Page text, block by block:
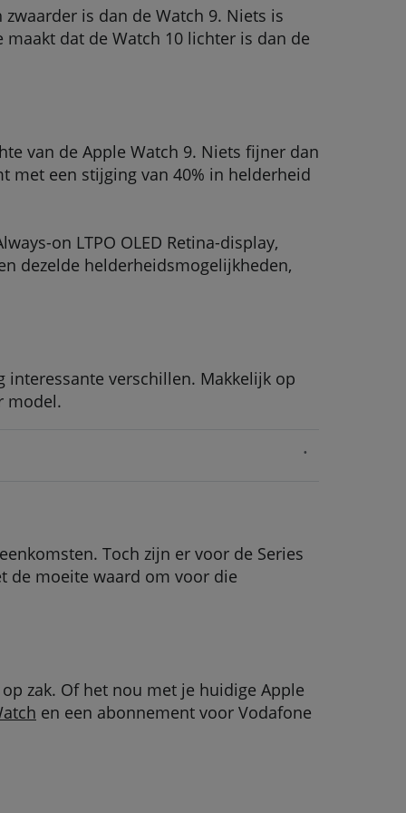
is dan de Watch 9. Niets is
dat de Watch 10 lichter is dan de
van de Apple Watch 9. Niets fijner dan
met een stijging van 40% in helderheid
on LTPO OLED Retina-display,
dezelde helderheidsmogelijkheden,
interessante verschillen. Makkelijk op
model.
Toch zijn er voor de Series
de moeite waard om voor die
zak. Of het nou met je huidige Apple
en een abonnement voor Vodafone